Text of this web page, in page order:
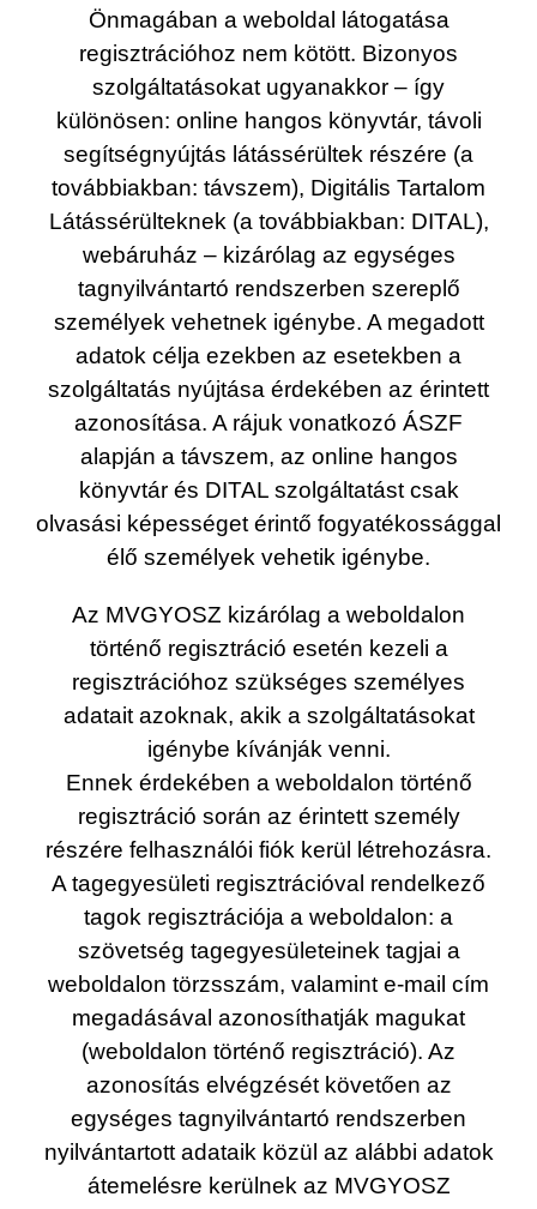
Önmagában a weboldal látogatása
regisztrációhoz nem kötött. Bizonyos
szolgáltatásokat ugyanakkor – így
különösen: online hangos könyvtár, távoli
segítségnyújtás látássérültek részére (a
továbbiakban: távszem), Digitális Tartalom
Látássérülteknek (a továbbiakban: DITAL),
webáruház – kizárólag az egységes
tagnyilvántartó rendszerben szereplő
személyek vehetnek igénybe. A megadott
adatok célja ezekben az esetekben a
szolgáltatás nyújtása érdekében az érintett
azonosítása. A rájuk vonatkozó ÁSZF
alapján a távszem, az online hangos
könyvtár és DITAL szolgáltatást csak
olvasási képességet érintő fogyatékossággal
élő személyek vehetik igénybe.
Az MVGYOSZ kizárólag a weboldalon
történő regisztráció esetén kezeli a
regisztrációhoz szükséges személyes
adatait azoknak, akik a szolgáltatásokat
igénybe kívánják venni.
Ennek érdekében a weboldalon történő
regisztráció során az érintett személy
részére felhasználói fiók kerül létrehozásra.
A tagegyesületi regisztrációval rendelkező
tagok regisztrációja a weboldalon: a
szövetség tagegyesületeinek tagjai a
weboldalon törzsszám, valamint e-mail cím
megadásával azonosíthatják magukat
(weboldalon történő regisztráció). Az
azonosítás elvégzését követően az
egységes tagnyilvántartó rendszerben
nyilvántartott adataik közül az alábbi adatok
átemelésre kerülnek az MVGYOSZ